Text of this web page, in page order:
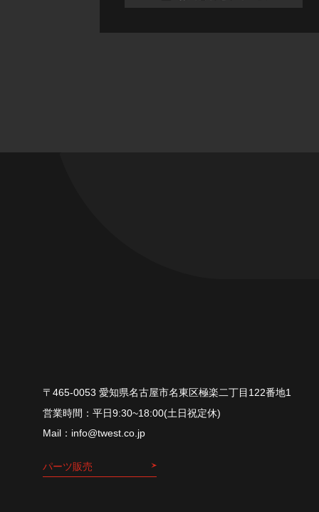
〒465-0053 愛知県名古屋市名東区極楽二丁目122番地1
平⽇9:30~18:00(⼟⽇祝定休)
info@twest.co.jp
パーツ販売